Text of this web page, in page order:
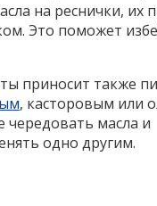
на реснички, их
Это поможет
приносит также
, касторовым или
масла и
одно другим.